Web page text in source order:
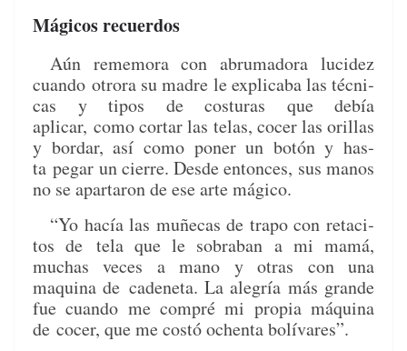
Mágicos recuerdos
Aún remem­o­ra con abru­mado­ra lucidez
cuan­dootro­ra su madre le explic­a­ba las téc­ni­
cas y tipos de cos­turas que debía
aplicar,como cor­tar las telas, cocer las oril­las
y bor­dar, así como pon­er un botón y has­
tapegar un cierre. Des­de entonces, sus manos
no se apartaron de ese arte mágico.
“Yo hacía las muñe­cas de trapo con retac­i­
tos de tela que le sobra­ban a mi mamá,
muchas veces a mano y otras con una
maquina de cadene­ta. La ale­gría más grande
fue cuan­do me com­pré mi propia máquina
de cocer, que me costó ochen­ta bolívares”.